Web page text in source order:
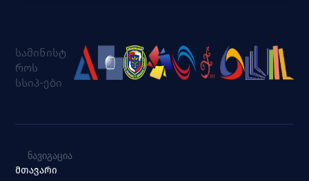
სამინისტ
როს
სსიპ-ები
ᲜᲐᲕᲘᲒᲐᲪᲘᲐ
მთავარი